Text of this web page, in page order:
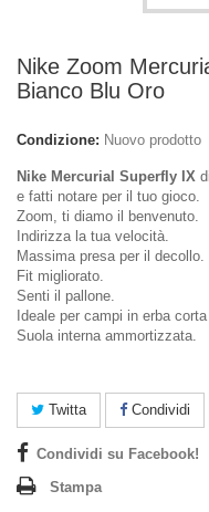
Nike Zoom
Bianco Blu Oro
Condizione: Nuovo prodotto
Nike Mercurial Superfly IX
e fatti notare per il tuo gioco.
Zoom, ti diamo il benvenuto.
Indirizza la tua velocità.
Massima presa per il decollo.
Fit migliorato.
Senti il pallone.
Ideale per campi in erba
Suola interna ammortizzata.
Twitta Condividi
Condividi su Facebook!
Stampa